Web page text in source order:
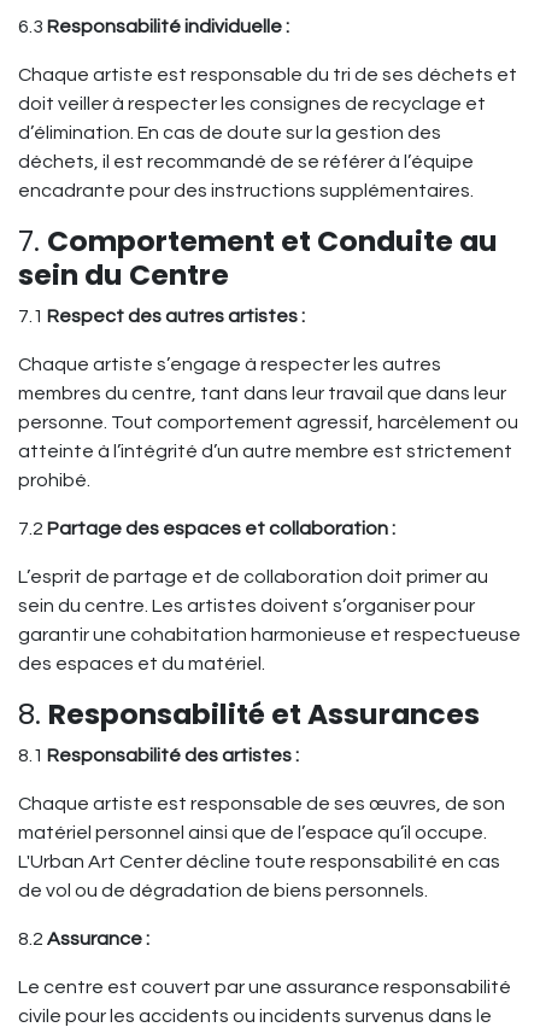
6.3 Responsabilité individuelle :
Chaque artiste est responsable du tri de ses déchets et
doit veiller à respecter les consignes de recyclage et
d’élimination. En cas de doute sur la gestion des
déchets, il est recommandé de se référer à l’équipe
encadrante pour des instructions supplémentaires.
7. Comportement et Conduite au
sein du Centre
7.1 Respect des autres artistes :
Chaque artiste s’engage à respecter les autres
membres du centre, tant dans leur travail que dans leur
personne. Tout comportement agressif, harcèlement ou
atteinte à l’intégrité d’un autre membre est strictement
prohibé.
7.2 Partage des espaces et collaboration :
L’esprit de partage et de collaboration doit primer au
sein du centre. Les artistes doivent s’organiser pour
garantir une cohabitation harmonieuse et respectueuse
des espaces et du matériel.
8. Responsabilité et Assurances
8.1 Responsabilité des artistes :
Chaque artiste est responsable de ses œuvres, de son
matériel personnel ainsi que de l’espace qu’il occupe.
L'Urban Art Center décline toute responsabilité en cas
de vol ou de dégradation de biens personnels.
8.2 Assurance :
Le centre est couvert par une assurance responsabilité
civile pour les accidents ou incidents survenus dans le